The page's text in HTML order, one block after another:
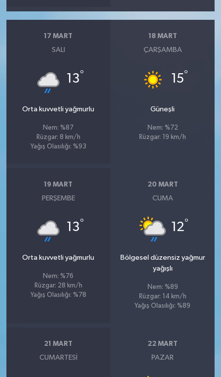
17 MART
SALI
13°
Orta kuvvetli yağmurlu
Nem: %87
Rüzgar: 8 km/h
Yağış Olasılığı: %93
18 MART
ÇARŞAMBA
15°
Güneşli
Nem: %72
Rüzgar: 19 km/h
19 MART
PERŞEMBE
13°
Orta kuvvetli yağmurlu
Nem: %76
Rüzgar: 28 km/h
Yağış Olasılığı: %78
20 MART
CUMA
12°
Bölgesel düzensiz yağmur
yağışlı
Nem: %89
Rüzgar: 14 km/h
Yağış Olasılığı: %89
21 MART
CUMARTESI
22 MART
PAZAR